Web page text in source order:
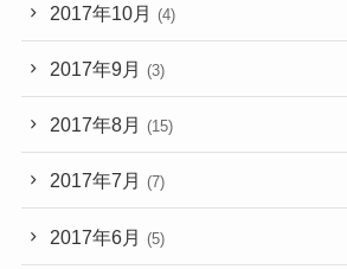
2017年10月 (4)
2017年9月 (3)
2017年8月 (15)
2017年7月 (7)
2017年6月 (5)